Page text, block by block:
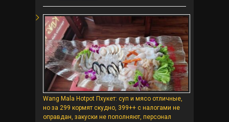
Wang Mala Hotpot Пхукет: суп и мясо отличные,
но за 299 кормят скудно, 399++ с налогами не
оправдан, закуски не пополняют, персонал